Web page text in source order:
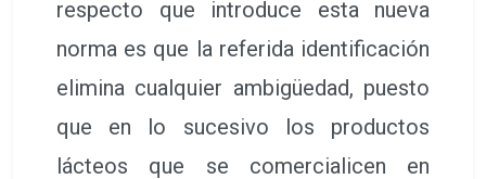
respecto que introduce esta nueva
norma es que la referida identificación
elimina cualquier ambigüedad, puesto
que en lo sucesivo los productos
lácteos que se comercialicen en